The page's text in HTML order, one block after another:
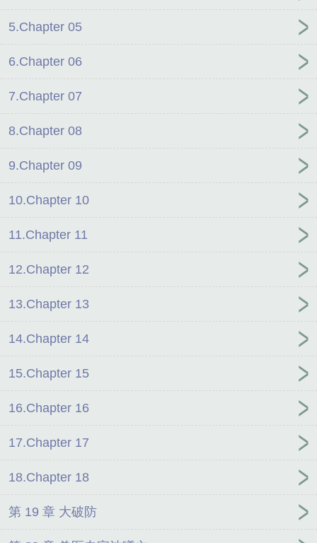
5.Chapter 05
6.Chapter 06
7.Chapter 07
8.Chapter 08
9.Chapter 09
10.Chapter 10
11.Chapter 11
12.Chapter 12
13.Chapter 13
14.Chapter 14
15.Chapter 15
16.Chapter 16
17.Chapter 17
18.Chapter 18
第 19 章 大破防